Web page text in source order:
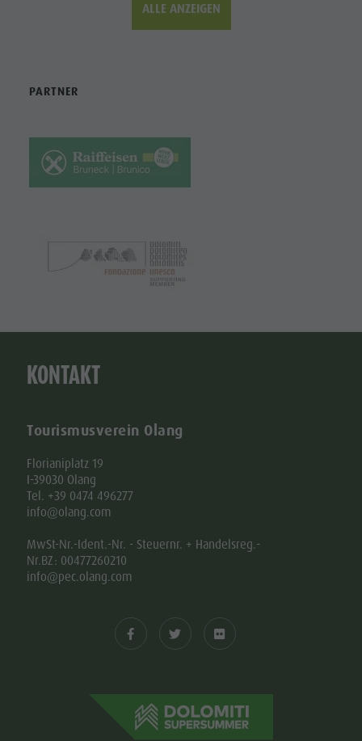
ALLE ANZEIGEN
PARTNER
KONTAKT
Tourismusverein Olang
Florianiplatz 19
I-39030 Olang
Tel. +39 0474 496277
info@olang.com
MwSt-Nr.-Ident.-Nr. - Steuernr. + Handelsreg.-
Nr.BZ: 00477260210
info@pec.olang.com